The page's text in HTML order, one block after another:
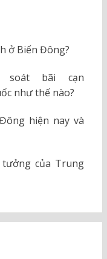
ở Biển Đông?
soát bãi cạn
như thế nào?
hiện nay và
của Trung